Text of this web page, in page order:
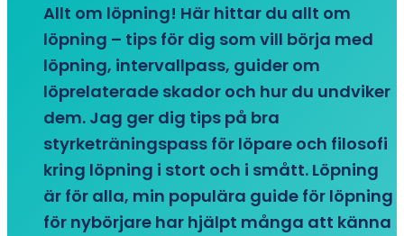
Allt om löpning! Här hittar du allt om
löpning – tips för dig som vill börja med
löpning, intervallpass, guider om
löprelaterade skador och hur du undviker
dem. Jag ger dig tips på bra
styrketräningspass för löpare och filosofi
kring löpning i stort och i smått. Löpning
är för alla, min populära guide för löpning
för nybörjare har hjälpt många att känna